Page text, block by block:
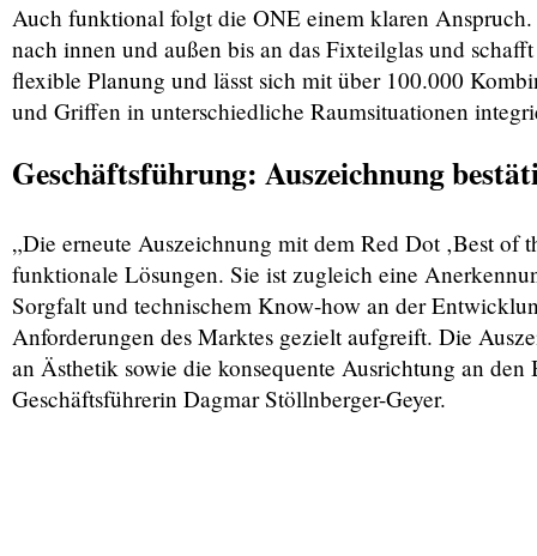
Auch funktional folgt die ONE einem klaren
nach innen und außen bis an das Fixteilglas und
flexible Planung und lässt sich mit über 100.000
und Griffen in unterschiedliche Raumsituationen
Geschäftsführung: Auszeichnung
„Die erneute Auszeichnung mit dem Red Dot ‚Best of
funktionale Lösungen. Sie ist zugleich eine
Sorgfalt und technischem Know-how an der
Anforderungen des Marktes gezielt aufgreift. Die
an Ästhetik sowie die konsequente Ausrichtung an
Geschäftsführerin Dagmar Stöllnberger-Geyer.